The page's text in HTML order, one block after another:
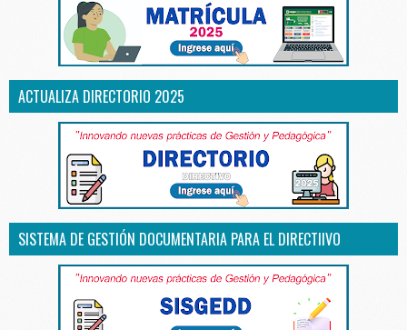
ACTUALIZA DIRECTORIO 2025
SISTEMA DE GESTIÓN DOCUMENTARIA PARA EL DIRECTIIVO